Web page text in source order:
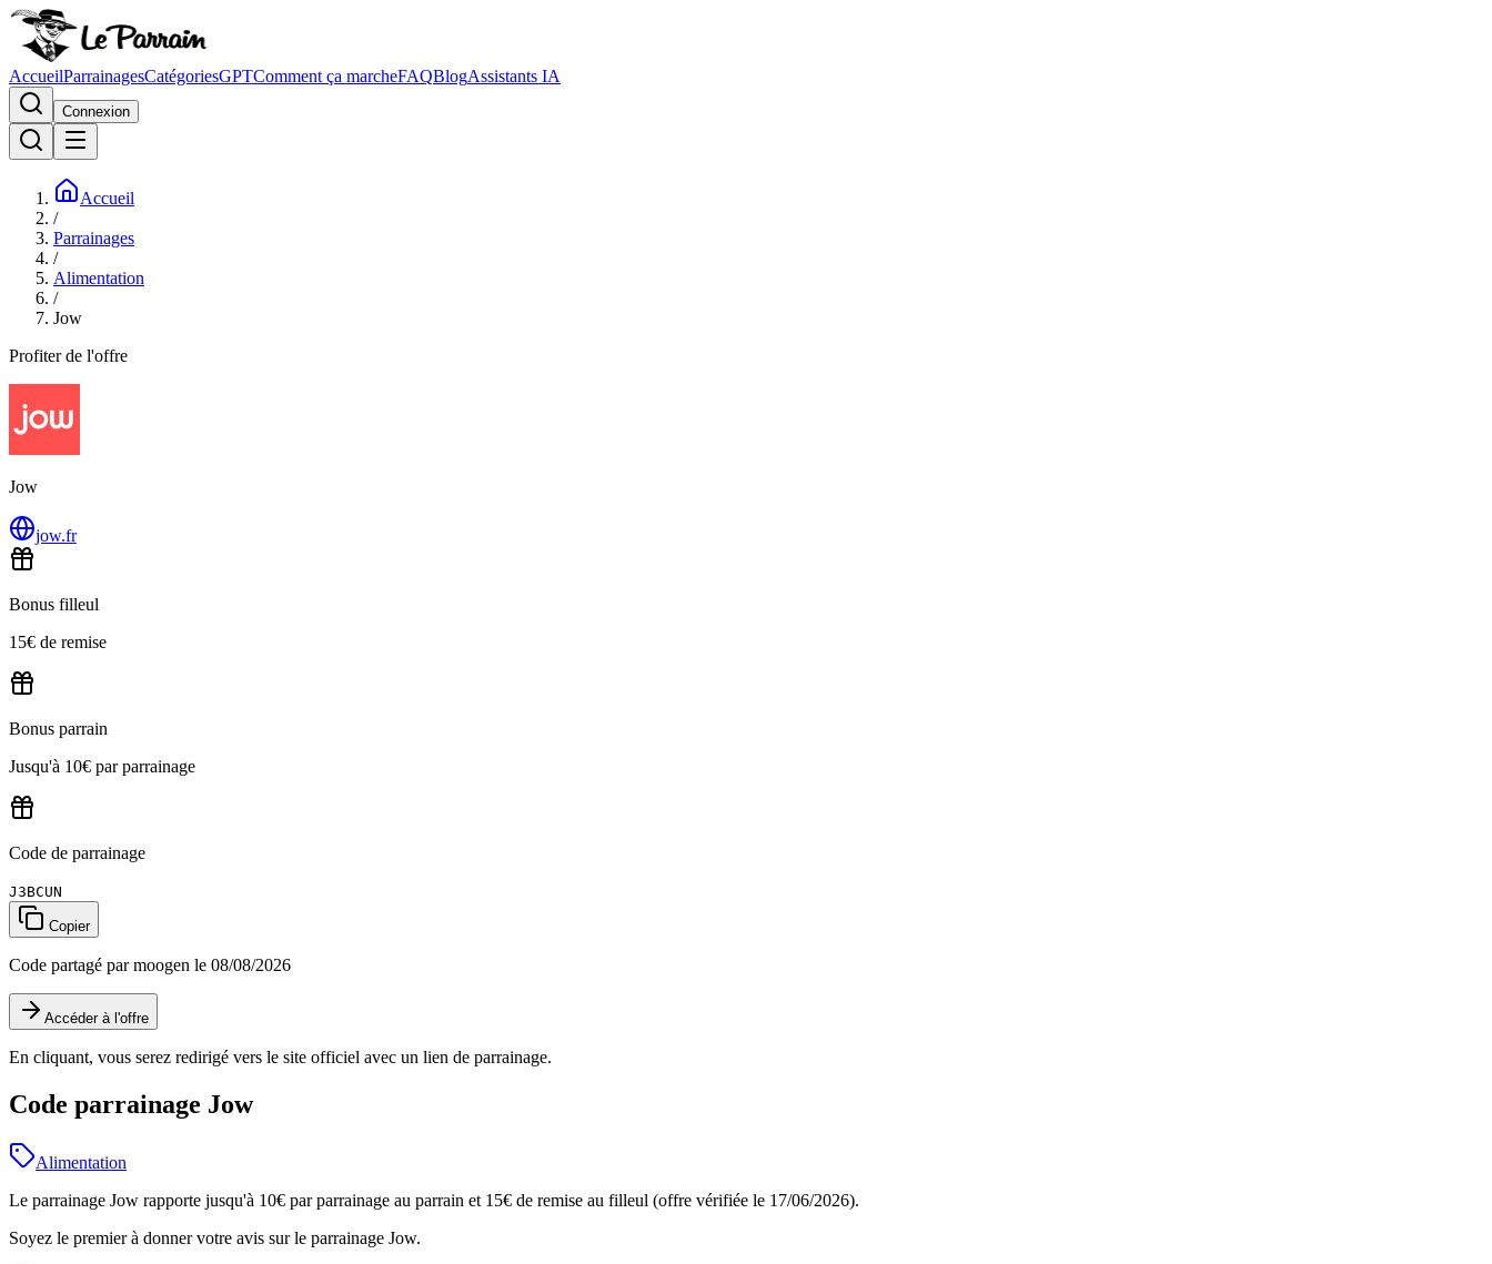
AccueilParrainagesCatégoriesGPTComment ça marcheFAQBlogAssistants IA
Connexion
Accueil
/
Parrainages
/
Alimentation
/
Jow
Profiter de l'offre
Jow
jow.fr
Bonus filleul
15€ de remise
Bonus parrain
Jusqu'à 10€ par parrainage
Code de parrainage
J3BCUN
Copier
Code partagé par moogen le 08/08/2026
Accéder à l'offre
En cliquant, vous serez redirigé vers le site officiel avec un lien de parrainage.
Code parrainage Jow
Alimentation
Le parrainage Jow rapporte jusqu'à 10€ par parrainage au parrain et 15€ de remise au filleul (offre vérifiée le 17/06/2026).
Soyez le premier à donner votre avis sur le parrainage Jow.